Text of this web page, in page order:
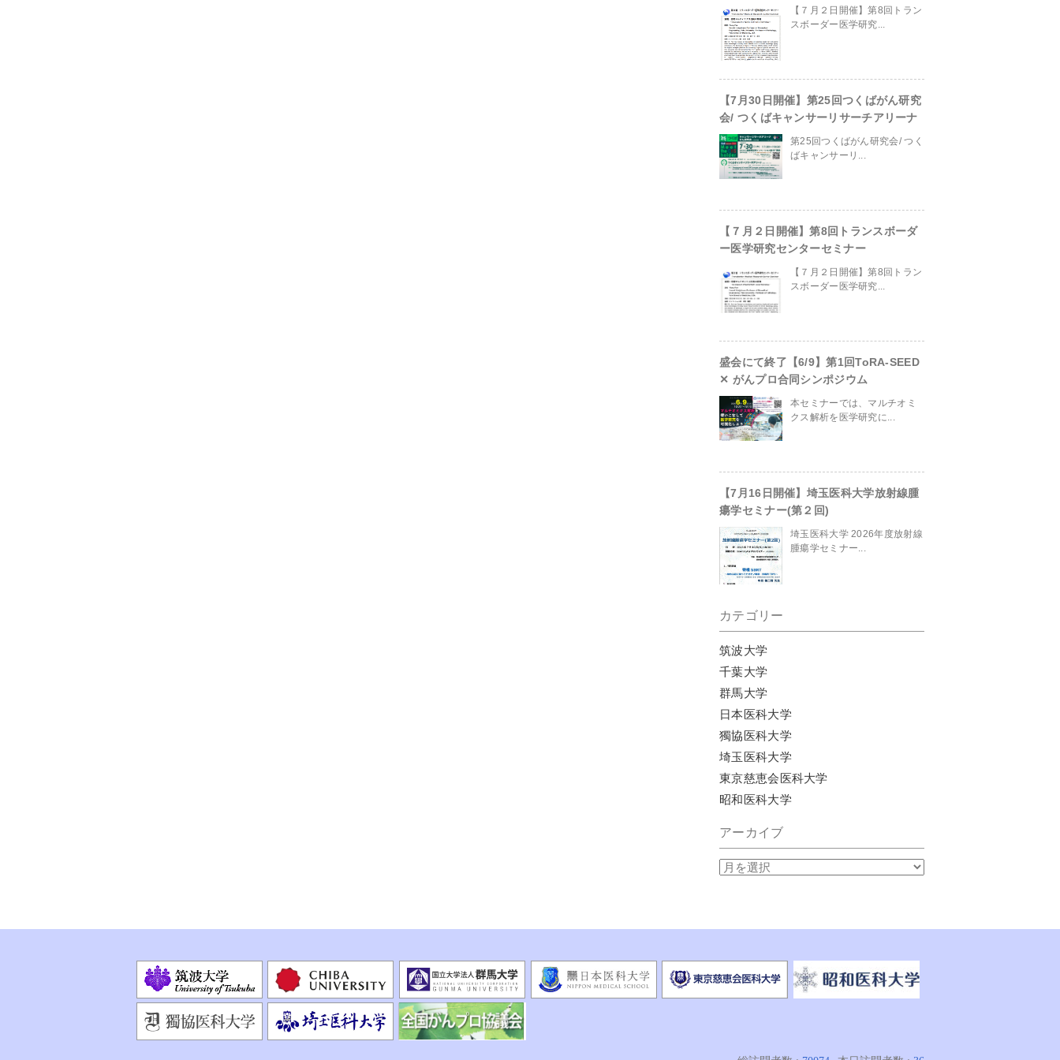
/home/ganpro/kanto-
ganpro.net/public_html/wordpress/wp-content/themes/site/header.phpon line
【７月２日開催】第8回トラン
スボーダー医学研究...
【7月30日開催】第25回つくばがん研究
会/ つくばキャンサーリサーチアリーナ
第25回つくばがん研究会/ つく
ばキャンサーリ...
【７月２日開催】第8回トランスボーダ
ー医学研究センターセミナー
【７月２日開催】第8回トラン
スボーダー医学研究...
盛会にて終了【6/9】第1回ToRA-SEED
✕ がんプロ合同シンポジウム
本セミナーでは、マルチオミ
クス解析を医学研究に...
【7月16日開催】埼玉医科大学放射線腫
瘍学セミナー(第２回)
埼玉医科大学 2026年度放射線
腫瘍学セミナー...
カテゴリー
筑波大学
千葉大学
群馬大学
日本医科大学
獨協医科大学
埼玉医科大学
東京慈恵会医科大学
昭和医科大学
アーカイブ